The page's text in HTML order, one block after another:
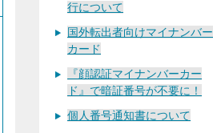
行について
国外転出者向けマイナンバー
カード
『顔認証マイナンバーカー
ド』で暗証番号が不要に！
個人番号通知書について